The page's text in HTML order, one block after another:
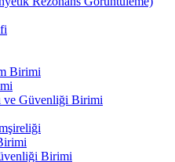
Birimi
ve Güvenliği Birimi
Birimi